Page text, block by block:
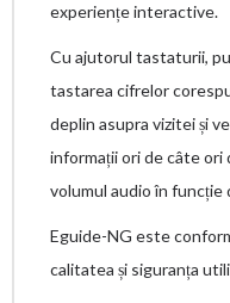
experiențe interactive.
Cu ajutorul tastaturii,
tastarea cifrelor
deplin asupra vizitei și
informații ori de câte ori
volumul audio în
Eguide-NG este
calitatea și siguranța